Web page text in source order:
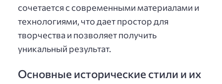
сочетается с современными материалами и
технологиями, что дает простор для
творчества и позволяет получить
уникальный результат.
Основные исторические стили и их